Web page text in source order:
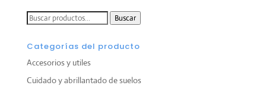
Buscar
Buscar
Categorías del producto
Accesorios y utiles
Cuidado y abrillantado de suelos